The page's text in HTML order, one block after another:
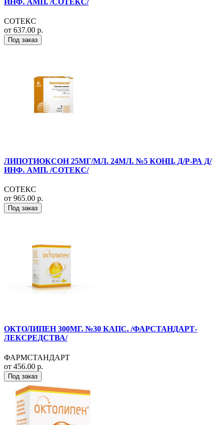
ИНФ. АМП. /СОТЕКС/
СОТЕКС
от 637.00 р.
Под заказ
ЛИПОТИОКСОН 25МГ/МЛ. 24МЛ. №5 КОНЦ. Д/Р-РА Д/
ИНФ. АМП. /СОТЕКС/
СОТЕКС
от 965.00 р.
Под заказ
ОКТОЛИПЕН 300МГ. №30 КАПС. /ФАРСТАНДАРТ-
ЛЕКСРЕДСТВА/
ФАРМСТАНДАРТ
от 456.00 р.
Под заказ